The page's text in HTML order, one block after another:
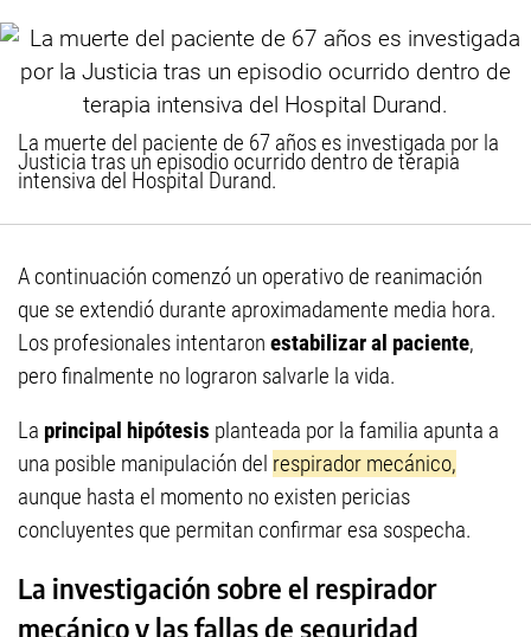
La muerte del paciente de 67 años es investigada por la
Justicia tras un episodio ocurrido dentro de terapia
intensiva del Hospital Durand.
A continuación comenzó un operativo de reanimación
que se extendió durante aproximadamente media hora.
Los profesionales intentaron estabilizar al paciente,
pero finalmente no lograron salvarle la vida.
La principal hipótesis planteada por la familia apunta a
una posible manipulación del respirador mecánico,
aunque hasta el momento no existen pericias
concluyentes que permitan confirmar esa sospecha.
La investigación sobre el respirador
mecánico y las fallas de seguridad